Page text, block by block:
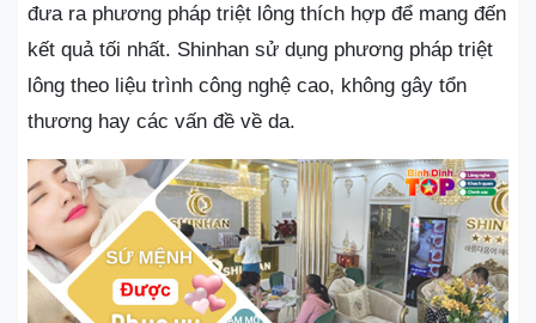
đưa ra phương pháp triệt lông thích hợp để mang đến
kết quả tối nhất. Shinhan sử dụng phương pháp triệt
lông theo liệu trình công nghệ cao, không gây tổn
thương hay các vấn đề về da.